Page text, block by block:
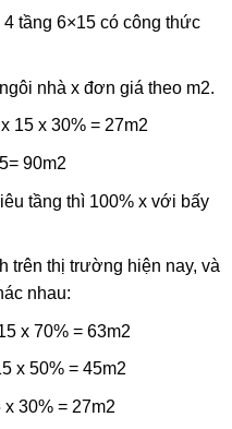
tầng 6×15 có công thức
nhà x đơn giá theo m2.
15 x 30% = 27m2
90m2
tầng thì 100% x với bấy
trên thị trường hiện nay, và
nhau:
x 70% = 63m2
x 50% = 45m2
x 30% = 27m2